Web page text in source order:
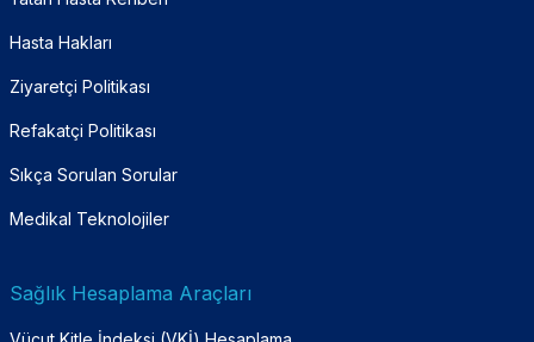
Hasta Hakları
Ziyaretçi Politikası
Refakatçi Politikası
Sıkça Sorulan Sorular
Medikal Teknolojiler
Sağlık Hesaplama Araçları